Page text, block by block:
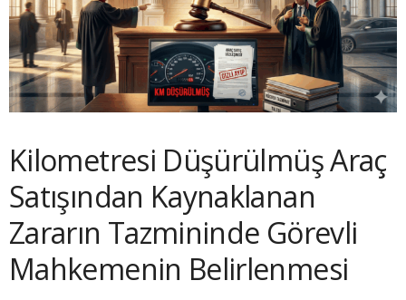
Kilometresi Düşürülmüş Araç
Satışından Kaynaklanan
Zararın Tazmininde Görevli
Mahkemenin Belirlenmesi